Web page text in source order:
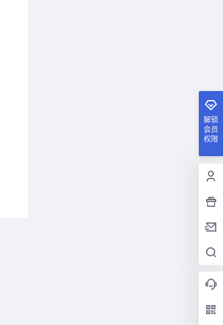
解锁
会员
权限